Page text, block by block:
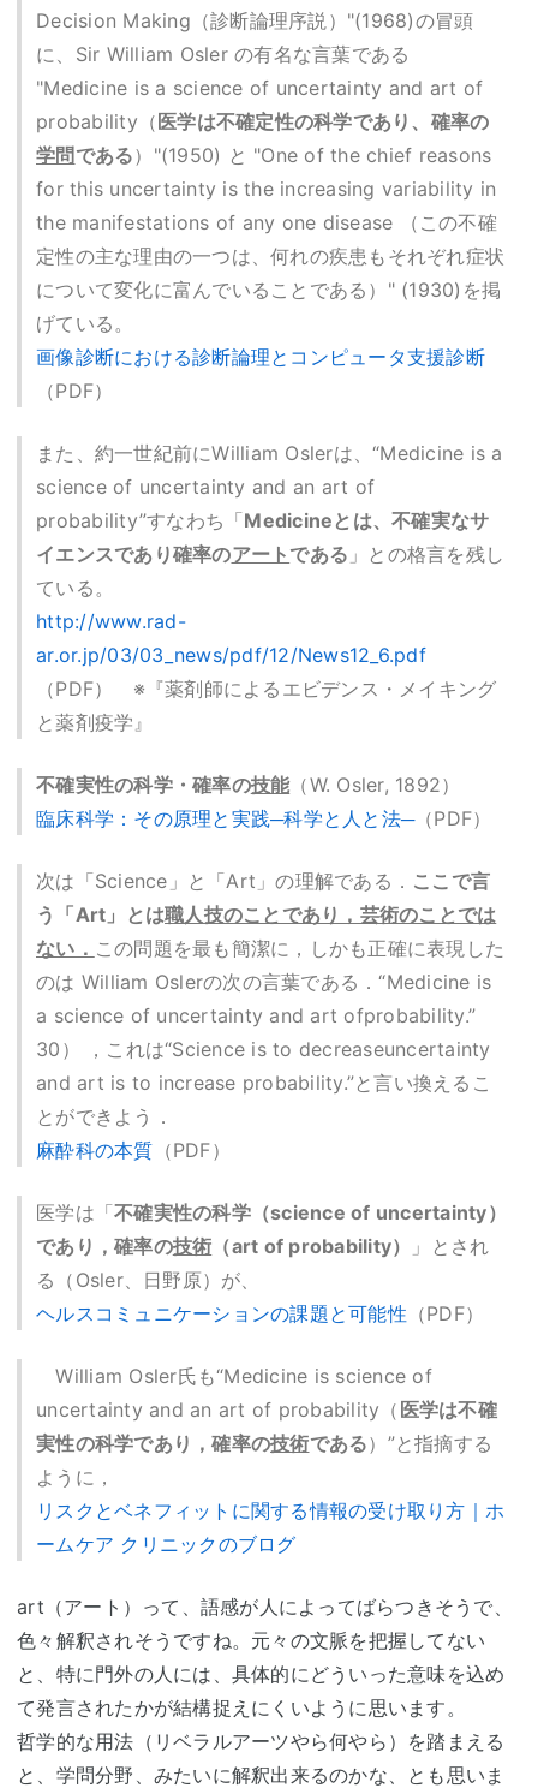
Decision Making（診断論理序説）"(1968)の冒頭
に、Sir William Osler の有名な言葉である
"Medicine is a science of uncertainty and art of
probability（ 医学は不確定性の科学であり、確率の
学問である）"(1950) と "One of the chief reasons
for this uncertainty is the increasing variability in
the manifestations of any one disease （この不確
定性の主な理由の一つは、何れの疾患もそれぞれ症状
について変化に富んでいることである）" (1930)を掲
げている。
画像診断における診断論理とコンピュータ支援診断
（PDF）
また、約一世紀前にWilliam Oslerは、“Medicine is a
science of uncertainty and an art of
probability”すなわち「Medicineとは、不確実なサ
イエンスであり確率のアートである 」との格言を残し
ている。
http://www.rad-
ar.or.jp/03/03_news/pdf/12/News12_6.pdf
（PDF） ※『薬剤師によるエビデンス・メイキング
と薬剤疫学』
不確実性の科学・確率の技能（W. Osler, 1892）
臨床科学：その原理と実践─科学と人と法─（PDF）
次は「Science」と「Art」の理解である． ここで言
う「Art」とは職人技のことであり，芸術のことでは
ない． この問題を最も簡潔に，しかも正確に表現した
のは William Oslerの次の言葉である．“Medicine is
a science of uncertainty and art ofprobability.”
30） ，これは“Science is to decreaseuncertainty
and art is to increase probability.”と言い換えるこ
とができよう．
麻酔科の本質 （PDF）
医学は「不確実性の科学（science of uncertainty）
であり，確率の技術 （art of probability）
」とされ
る（Osler、日野原）が、
ヘルスコミュニケーションの課題と可能性 （PDF）
William Osler氏も“Medicine is science of
uncertainty and an art of probability（ 医学は不確
実性の科学であり，確率の技術である）”と指摘する
ように，
リスクとベネフィットに関する情報の受け取り方｜ホ
ームケア クリニックのブログ
art（アート）って、語感が人によってばらつきそうで、
色々解釈されそうですね。元々の文脈を把握してない
と、特に門外の人には、具体的にどういった意味を込め
て発言されたかが結構捉えにくいように思います。
哲学的な用法（リベラルアーツやら何やら）を踏まえる
と、学問分野、みたいに解釈出来るのかな、とも思いま